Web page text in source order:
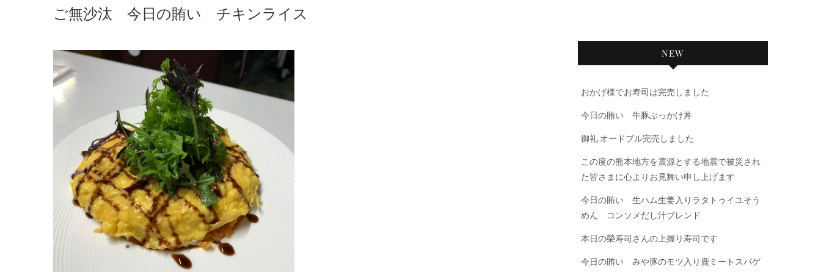
ご無沙汰 今日の賄い チキンライス
NEW
おかげ様でお寿司は完売しました
今日の賄い 牛豚ぶっかけ丼
御礼 オードブル完売しました
この度の熊本地方を震源とする地震で被災され
た皆さまに心よりお見舞い申し上げます
今日の賄い 生ハム生姜入りラタトゥイユそう
めん コンソメだし汁ブレンド
本日の榮寿司さんの上握り寿司です
今日の賄い みや豚のモツ入り鹿ミートスパゲ